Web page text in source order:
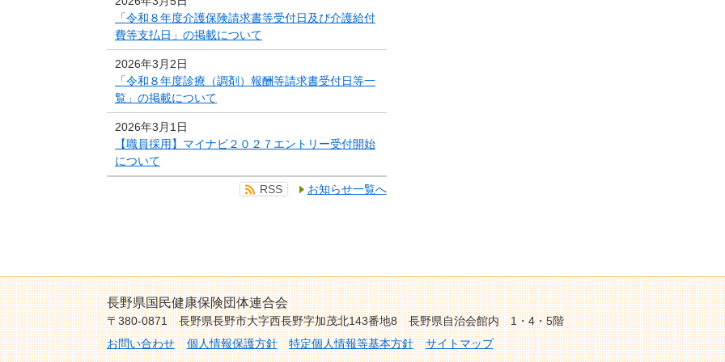
「令和８年度介護保険請求書等受付日及び介護給付
費等支払日」の掲載について
2026年3月2日
「令和８年度診療（調剤）報酬等請求書受付日等一
覧」の掲載について
2026年3月1日
【職員採用】マイナビ２０２７エントリー受付開始
について
RSS お知らせ一覧へ
長野県国民健康保険団体連合会
〒380-0871 長野県長野市大字西長野字加茂北143番地8 長野県自治会館内 1・4・5階
お問い合わせ
個人情報保護方針 特定個人情報等基本方針 サイトマップ